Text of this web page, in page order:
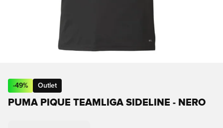
-49% Outlet
PUMA PIQUE TEAMLIGA SIDELINE - NERO